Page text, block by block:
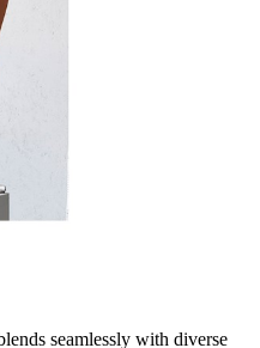
seamlessly with diverse